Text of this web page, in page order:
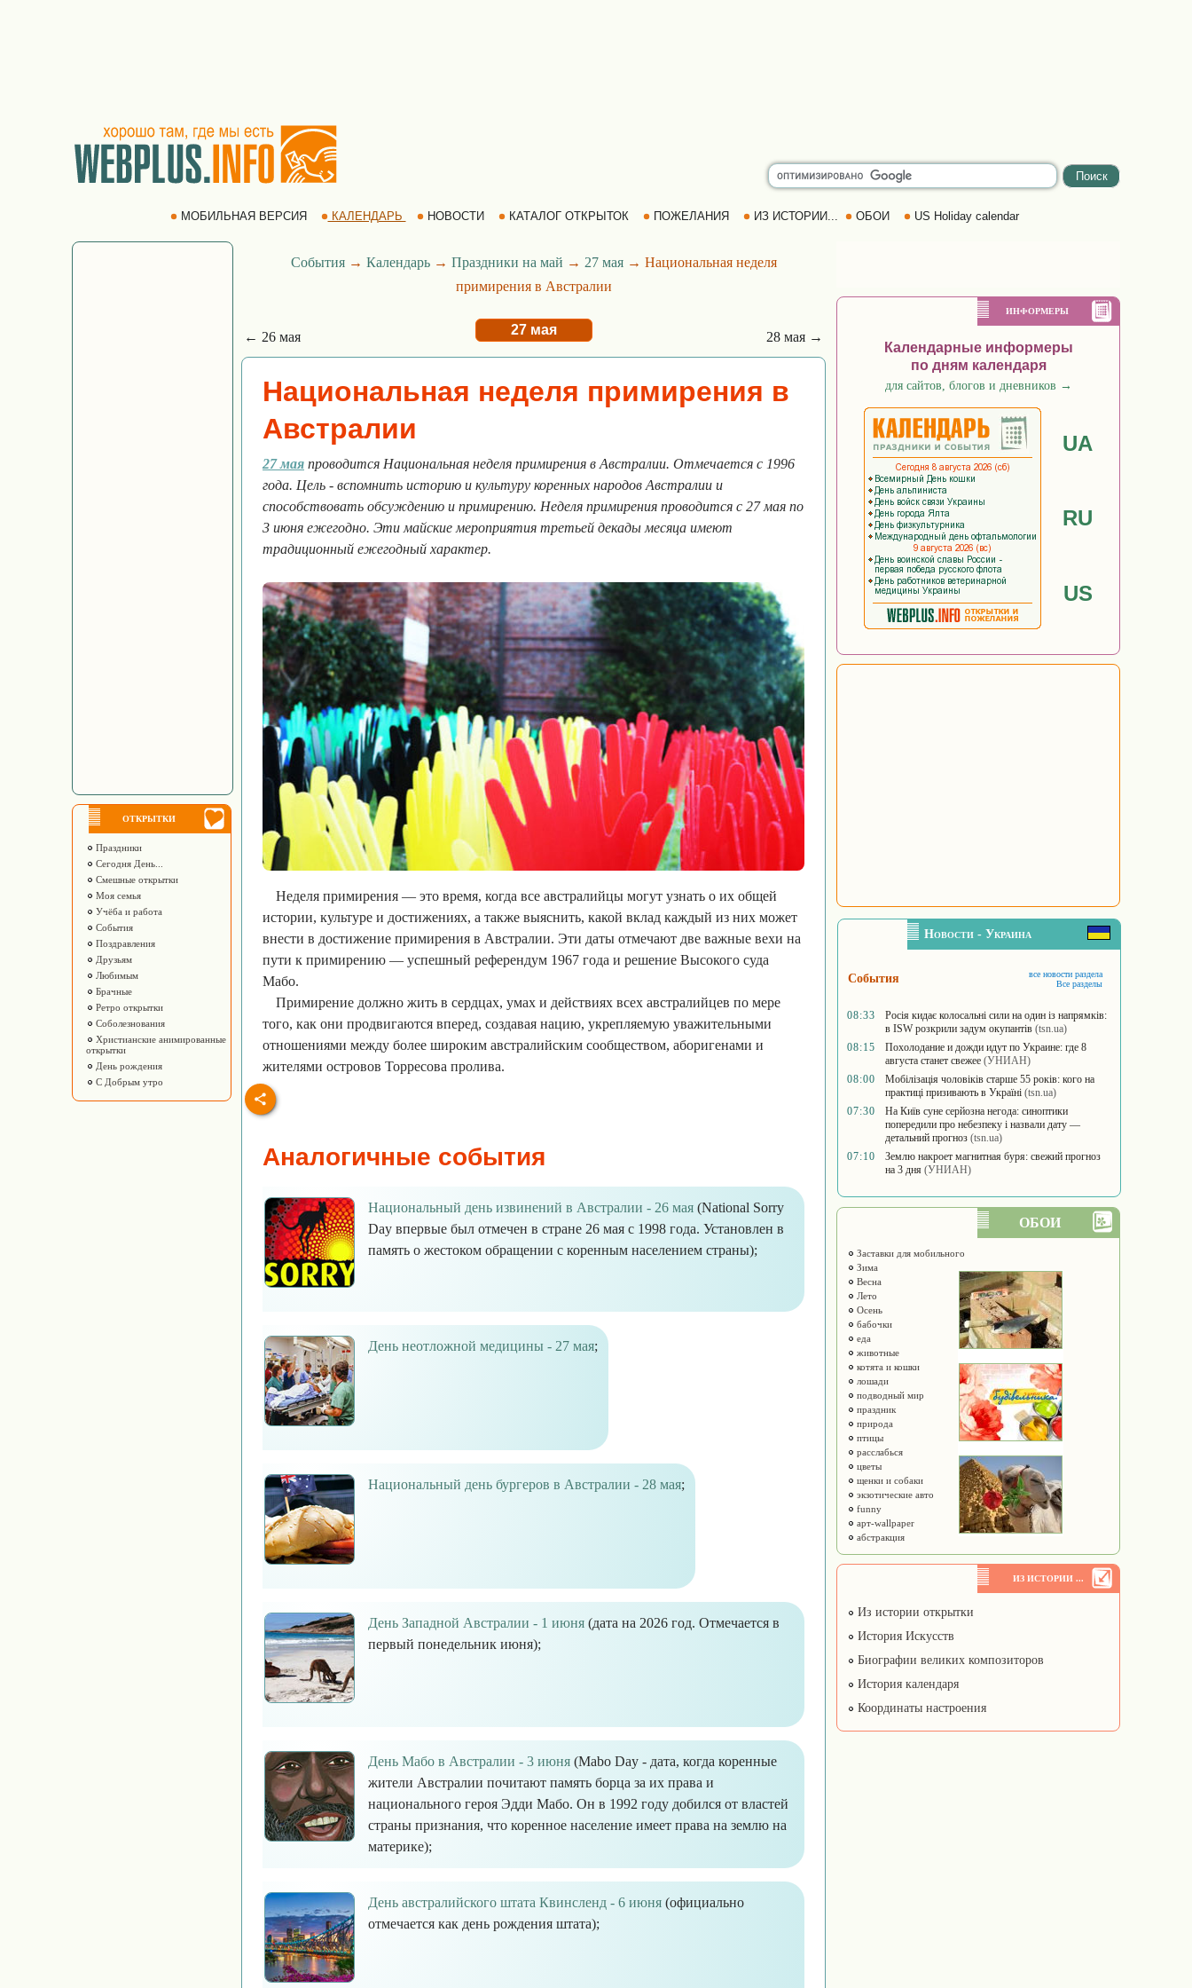
МОБИЛЬНАЯ ВЕРСИЯ КАЛЕНДАРЬ НОВОСТИ КАТАЛОГ ОТКРЫТОК ПОЖЕЛАНИЯ ИЗ ИСТОРИИ... ОБОИ US Holiday calendar
ОТКРЫТКИ
Праздники
Сегодня День...
Смешные открытки
Моя семья
Учёба и работа
События
Поздравления
Друзьям
Любимым
Брачные
Ретро открытки
Соболезнования
Христианские анимированные
открытки
День рождения
С Добрым утро
События → Календарь → Праздники на май → 27 мая → Национальная неделя
примирения в Австралии
← 26 мая 27 мая 28 мая →
Национальная неделя примирения в
Австралии
27 мая проводится Национальная неделя примирения в Австралии. Отмечается с 1996
года. Цель - вспомнить историю и культуру коренных народов Австралии и
способствовать обсуждению и примирению. Неделя примирения проводится с 27 мая по
3 июня ежегодно. Эти майские мероприятия третьей декады месяца имеют
традиционный ежегодный характер.
Неделя примирения — это время, когда все австралийцы могут узнать о их общей
истории, культуре и достижениях, а также выяснить, какой вклад каждый из них может
внести в достижение примирения в Австралии. Эти даты отмечают две важные вехи на
пути к примирению — успешный референдум 1967 года и решение Высокого суда
Мабо.
Примирение должно жить в сердцах, умах и действиях всех австралийцев по мере
того, как они продвигаются вперед, создавая нацию, укрепляемую уважительными
отношениями между более широким австралийским сообществом, аборигенами и
жителями островов Торресова пролива.
Аналогичные события
Национальный день извинений в Австралии - 26 мая (National Sorry
Day впервые был отмечен в стране 26 мая с 1998 года. Установлен в
память о жестоком обращении с коренным населением страны);
День неотложной медицины - 27 мая;
Национальный день бургеров в Австралии - 28 мая;
День Западной Австралии - 1 июня (дата на 2026 год. Отмечается в
первый понедельник июня);
День Мабо в Австралии - 3 июня (Mabo Day - дата, когда коренные
жители Австралии почитают память борца за их права и
национального героя Эдди Мабо. Он в 1992 году добился от властей
страны признания, что коренное население имеет права на землю на
материке);
День австралийского штата Квинсленд - 6 июня (официально
отмечается как день рождения штата);
ИНФОРМЕРЫ
Календарные информеры
по дням календаря
для сайтов, блогов и дневников →
UA
RU
US
Новости - Украина
События
все новости раздела
Все разделы
08:33
Росія кидає колосальні сили на один із напрямків:
в ISW розкрили задум окупантів (tsn.ua)
08:15
Похолодание и дожди идут по Украине: где 8
августа станет свежее (УНИАН)
08:00
Мобілізація чоловіків старше 55 років: кого на
практиці призивають в Україні (tsn.ua)
07:30
На Київ суне серйозна негода: синоптики
попередили про небезпеку і назвали дату —
детальний прогноз (tsn.ua)
07:10
Землю накроет магнитная буря: свежий прогноз
на 3 дня (УНИАН)
ОБОИ
Заставки для мобильного
Зима
Весна
Лето
Осень
бабочки
еда
животные
котята и кошки
лошади
подводный мир
праздник
природа
птицы
расслабься
цветы
щенки и собаки
экзотические авто
funny
арт-wallpaper
абстракция
ИЗ ИСТОРИИ ...
Из истории открытки
История Искусств
Биографии великих композиторов
История календаря
Координаты настроения